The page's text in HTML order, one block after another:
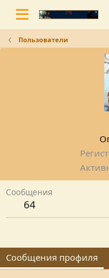
Пользователи
Сообщения
64
Сообщения профиля